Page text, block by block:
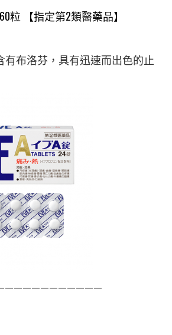
粒 【指定第2類醫藥品】
有布洛芬，具有迅速而出色的止